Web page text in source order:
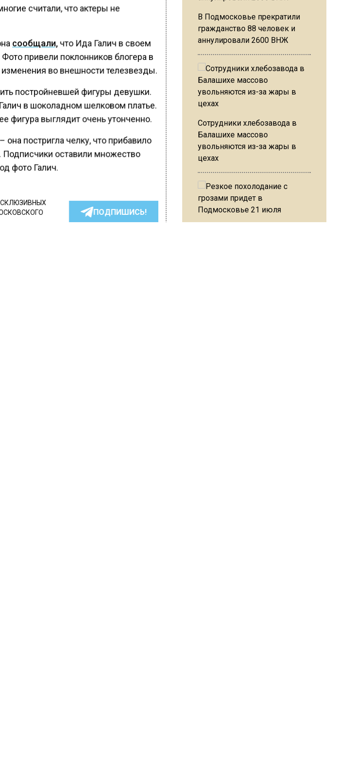
считали, что актеры не
сообщали, что Ида Галич в своем
привели поклонников блогера в
во внешности телезвезды.
постройневшей фигуры девушки.
в шоколадном шелковом платье.
фигура выглядит очень утонченно.
постригла челку, что прибавило
оставили множество
фото Галич.
ПОДПИШИСЬ!
В Подмосковье прекратили
гражданство 88 человек и
аннулировали 2600 ВНЖ
Сотрудники хлебозавода в
Балашихе массово
увольняются из-за жары в
цехах